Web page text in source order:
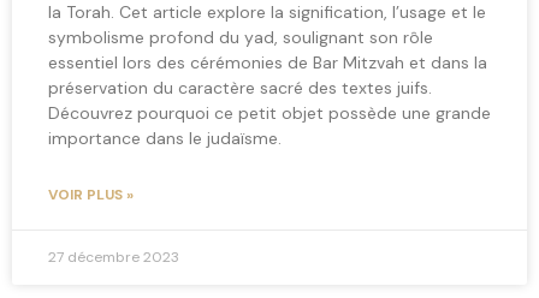
la Torah. Cet article explore la signification, l’usage et le
symbolisme profond du yad, soulignant son rôle
essentiel lors des cérémonies de Bar Mitzvah et dans la
préservation du caractère sacré des textes juifs.
Découvrez pourquoi ce petit objet possède une grande
importance dans le judaïsme.
VOIR PLUS »
27 décembre 2023